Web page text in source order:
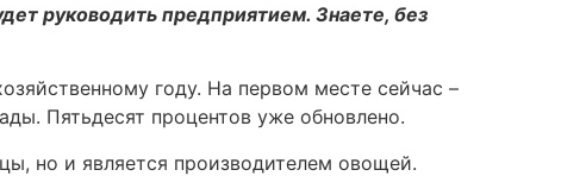
руководить предприятием. Знаете, без
году. На первом месте сейчас –
Пятьдесят процентов уже обновлено.
но и является производителем овощей.